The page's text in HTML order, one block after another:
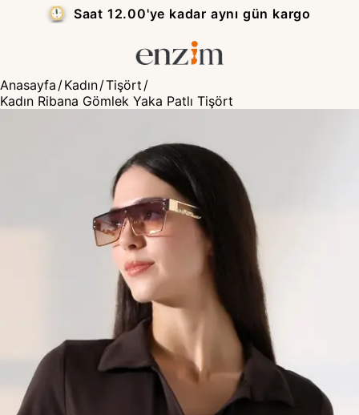
Saat 12.00'ye kadar aynı gün kargo
Anasayfa /Kadın/Tişört /
Kadın Ribana Gömlek Yaka Patlı Tişört